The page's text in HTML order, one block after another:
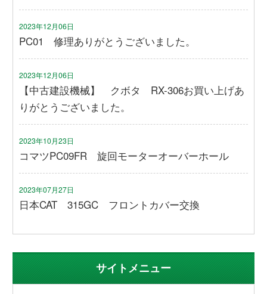
2023年12月06日
PC01 修理ありがとうございました。
2023年12月06日
【中古建設機械】 クボタ RX-306お買い上げあ
りがとうございました。
2023年10月23日
コマツPC09FR 旋回モーターオーバーホール
2023年07月27日
日本CAT 315GC フロントカバー交換
サイトメニュー